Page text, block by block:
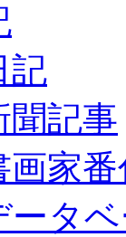
記
聞記事
画家
ータ